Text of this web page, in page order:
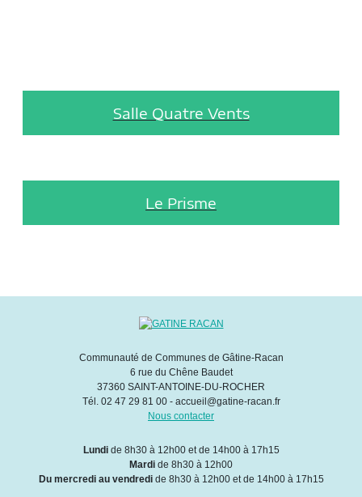
Salle Quatre Vents
Le Prisme
Communauté de Communes de Gâtine-Racan
6 rue du Chêne Baudet
37360 SAINT-ANTOINE-DU-ROCHER
Tél. 02 47 29 81 00 - accueil@gatine-racan.fr
Nous contacter
Lundide 8h30 à 12h00 et de 14h00 à 17h15
Mardi de 8h30 à 12h00
Du mercredi au vendredide 8h30 à 12h00 et de 14h00 à 17h15